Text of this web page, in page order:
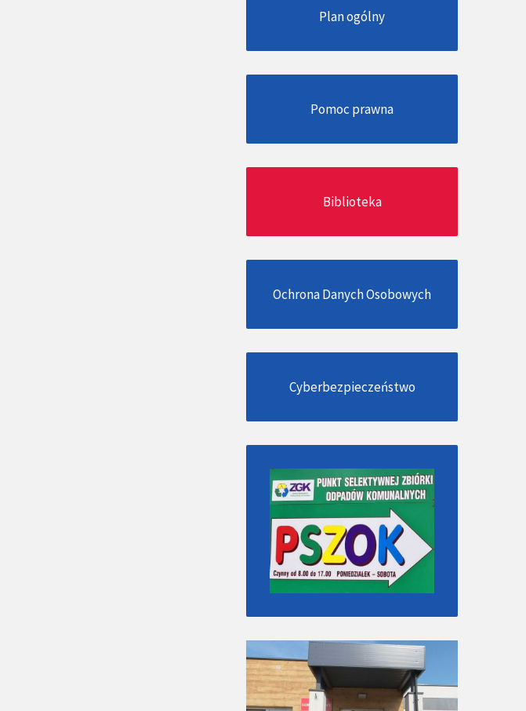
Plan ogólny
Pomoc prawna
Biblioteka
Ochrona Danych Osobowych
Cyberbezpieczeństwo